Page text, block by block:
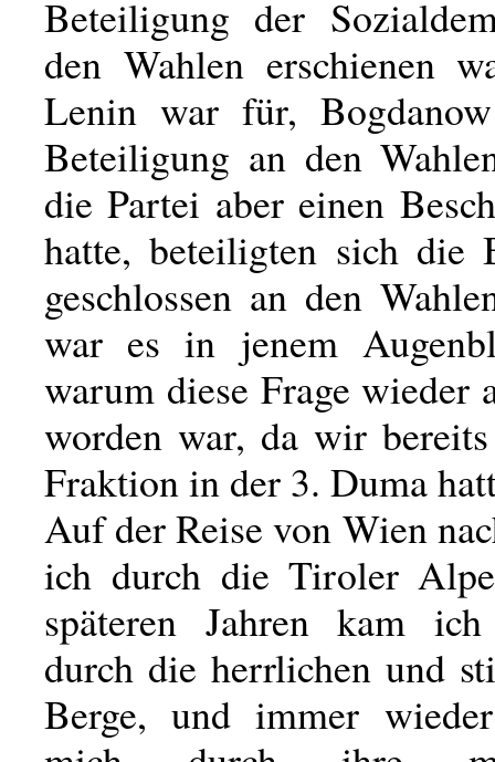
Beteiligung der
den Wahlen erschienen
Lenin war für,
Beteiligung an den
die Partei aber einen
hatte, beteiligten sich die
geschlossen an den
war es in jenem
warum diese Frage wieder
worden war, da wir
Fraktion in der 3. Duma
Auf der Reise von Wien
ich durch die Tiroler
späteren Jahren kam
durch die herrlichen und
Berge, und immer